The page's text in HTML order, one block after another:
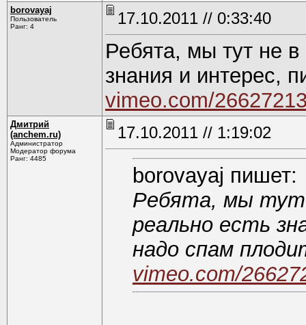
borovayaj
Пользователь
Ранг: 4
17.10.2011 // 0:33:40
Ребята, мы тут не
знания и интерес,
vimeo.com/
Дмитрий
(anchem.ru)
Администратор
Модератор форума
Ранг: 4485
17.10.2011 // 1:19:02
borovayaj пишет:
Ребята, мы тут
реально есть
надо спам
vimeo.com/